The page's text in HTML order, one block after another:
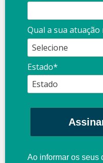
Qual a sua
Estado*
Ao informar os seus